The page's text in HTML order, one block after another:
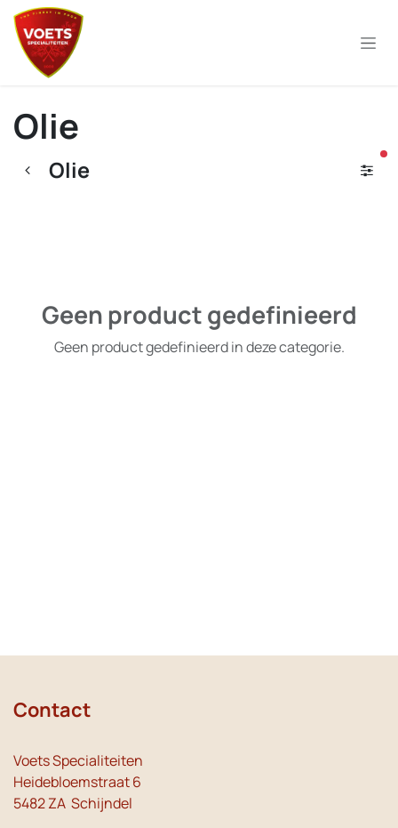
Overslaan naar inhoud
Olie
Olie
Geen product gedefinieerd
Geen product gedefinieerd in deze categorie.
Contact
Voets Specialiteiten
Heidebloemstraat 6
5482 ZA Schijndel